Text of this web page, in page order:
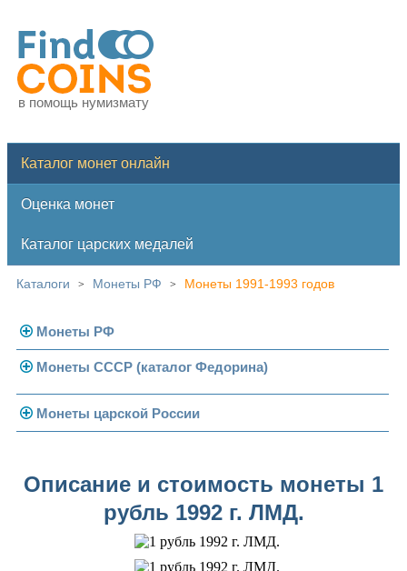
в помощь нумизмату
Каталог монет онлайн
Оценка монет
Каталог царских медалей
Каталоги > Монеты РФ > Монеты 1991-1993 годов
Монеты РФ
Современная Россия
Монеты 1991-1993 гг.
Монеты СССР (каталог Федорина)
Погодовка СССР
Золотые червонцы
Памятные и юбилейные
Монеты царской России
Золото
Александр III (1881-1894)
Александр II (1855-1881)
Николай I (1825-1855)
Описание и стоимость монеты 1
рубль 1992 г. ЛМД.